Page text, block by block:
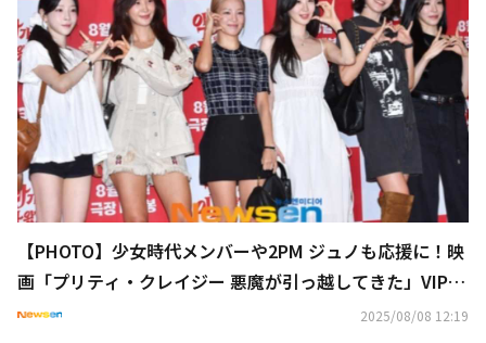
【PHOTO】少女時代メンバーや2PM ジュノも応援に！映
画「プリティ・クレイジー 悪魔が引っ越してきた」VIP試
写会に豪華スター続々
2025/08/08 12:19